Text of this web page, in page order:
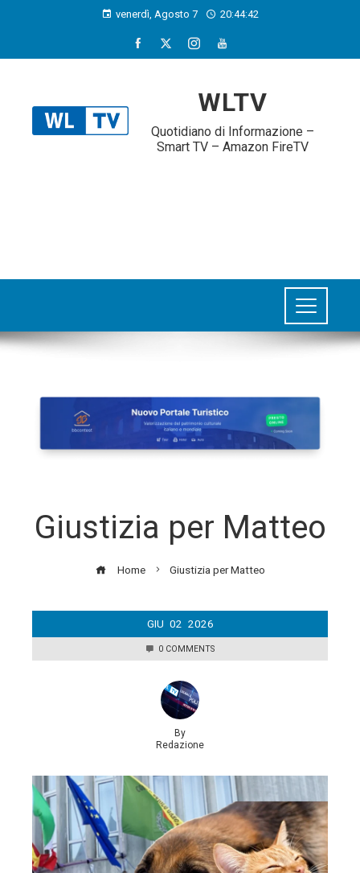
venerdì, Agosto 7 20:44:42
WLTV
Quotidiano di Informazione –
Smart TV – Amazon FireTV
Giustizia per Matteo
Home Giustizia per Matteo
GIU 02 2026
0 COMMENTS
By
Redazione